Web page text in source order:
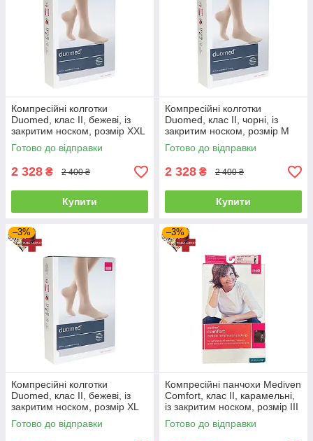
Компресійні колготки
Duomed, клас II, бежеві, із
закритим носком, розмір XXL
(V210016000)
Готово до відправки
2 328 ₴ 2 400 ₴
Купити
Компресійні колготки
Duomed, клас II, чорні, із
закритим носком, розмір M
(V210513000)
Готово до відправки
2 328 ₴ 2 400 ₴
Купити
–3%
Компресійні колготки
Duomed, клас II, бежеві, із
закритим носком, розмір XL
(V210015000)
Готово до відправки
–3%
Компресійні панчохи Mediven
Comfort, клас II, карамельні,
із закритим носком, розмір III
(Z669113000)
Готово до відправки